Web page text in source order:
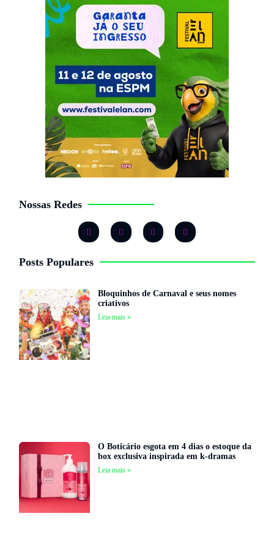
Nossas Redes
Posts Populares
Bloquinhos de Carnaval e seus nomes
criativos
Leia mais »
O Boticário esgota em 4 dias o estoque da
box exclusiva inspirada em k-dramas
Leia mais »